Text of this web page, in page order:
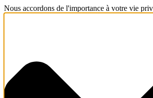
Nous accordons de l'importance à votre vie